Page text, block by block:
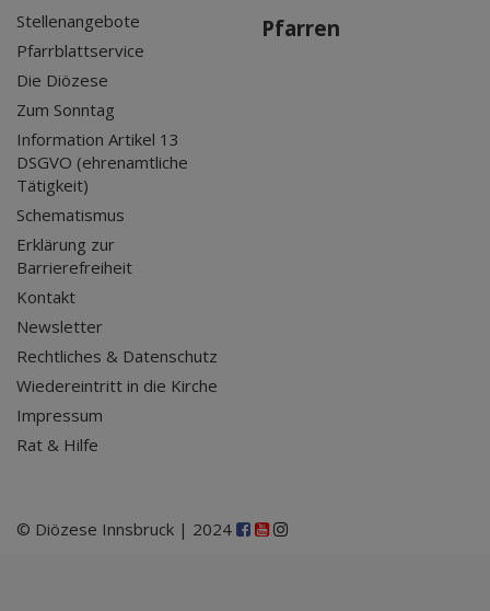
Stellenangebote
Pfarrblattservice
Die Diözese
Zum Sonntag
Information Artikel 13
DSGVO (ehrenamtliche
Tätigkeit)
Schematismus
Erklärung zur
Barrierefreiheit
Kontakt
Newsletter
Rechtliches & Datenschutz
Wiedereintritt in die Kirche
Impressum
Rat & Hilfe
Pfarren
© Diözese Innsbruck | 2024